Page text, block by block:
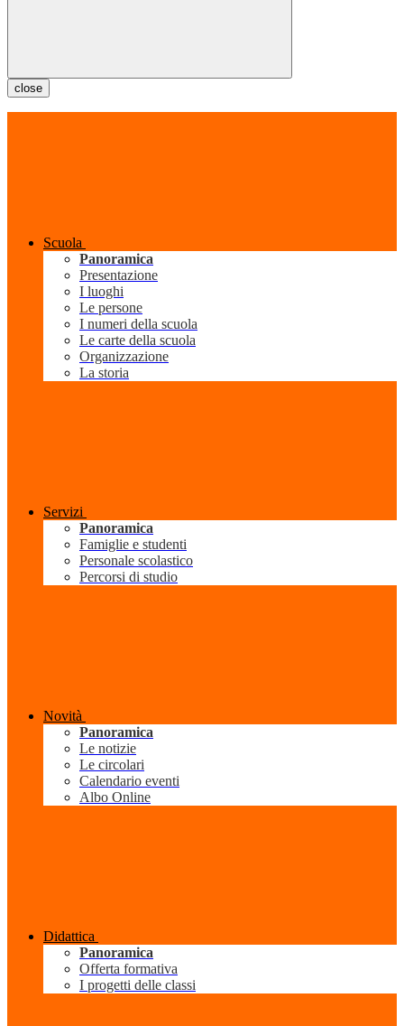
close
Scuola
Panoramica
Presentazione
I luoghi
Le persone
I numeri della scuola
Le carte della scuola
Organizzazione
La storia
Servizi
Panoramica
Famiglie e studenti
Personale scolastico
Percorsi di studio
Novità
Panoramica
Le notizie
Le circolari
Calendario eventi
Albo Online
Didattica
Panoramica
Offerta formativa
I progetti delle classi